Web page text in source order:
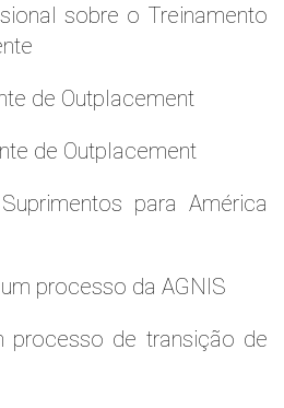
sobre o Treinamento
de Outplacement
de Outplacement
para América
processo da AGNIS
processo de transição de